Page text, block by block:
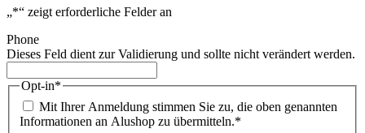
„*“ zeigt erforderliche Felder an
Phone
Dieses Feld dient zur Validierung und sollte nicht verändert werden.
Opt-in*
Mit Ihrer Anmeldung stimmen Sie zu, die oben genannten
Informationen an Alushop zu übermitteln.*